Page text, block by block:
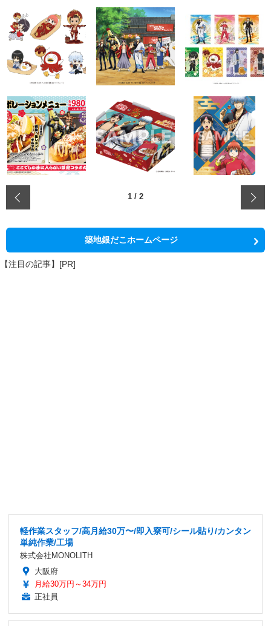
1 / 2
築地銀だこホームページ
【注目の記事】[PR]
軽作業スタッフ/高月給30万〜/即入寮可/シール貼り/カンタン
単純作業/工場
株式会社MONOLITH
大阪府
月給30万円～34万円
正社員